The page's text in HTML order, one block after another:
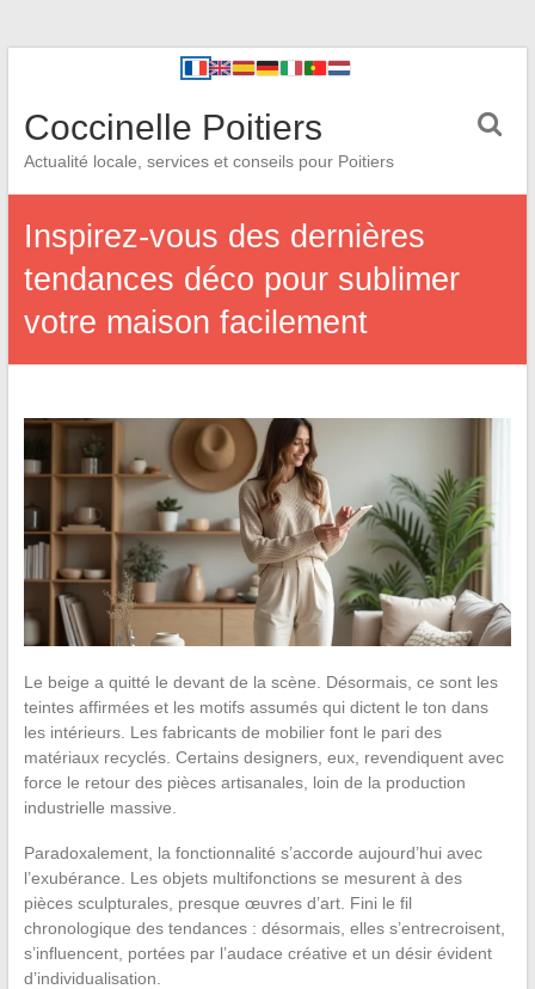
Coccinelle Poitiers
Actualité locale, services et conseils pour Poitiers
Inspirez-vous des dernières
tendances déco pour sublimer
votre maison facilement
Le beige a quitté le devant de la scène. Désormais, ce sont les
teintes affirmées et les motifs assumés qui dictent le ton dans
les intérieurs. Les fabricants de mobilier font le pari des
matériaux recyclés. Certains designers, eux, revendiquent avec
force le retour des pièces artisanales, loin de la production
industrielle massive.
Paradoxalement, la fonctionnalité s’accorde aujourd’hui avec
l’exubérance. Les objets multifonctions se mesurent à des
pièces sculpturales, presque œuvres d’art. Fini le fil
chronologique des tendances : désormais, elles s’entrecroisent,
s’influencent, portées par l’audace créative et un désir évident
d’individualisation.